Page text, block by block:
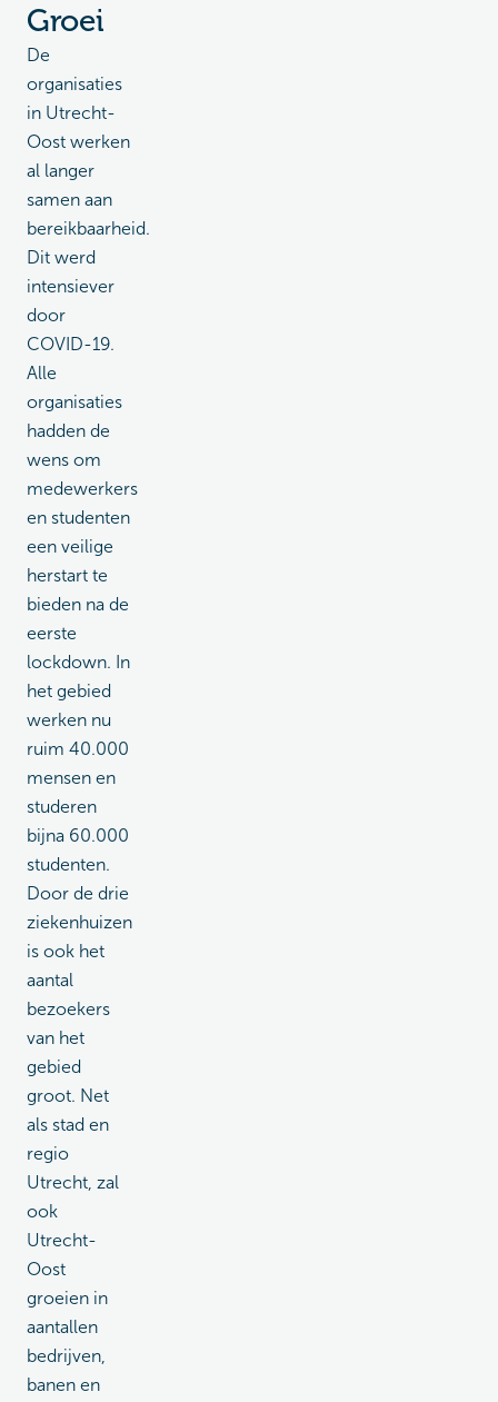
Groei
De
organisaties
in Utrecht-
Oost werken
al langer
samen aan
bereikbaarheid.
Dit werd
intensiever
door
COVID-19.
Alle
organisaties
hadden de
wens om
medewerkers
en studenten
een veilige
herstart te
bieden na de
eerste
lockdown. In
het gebied
werken nu
ruim 40.000
mensen en
studeren
bijna 60.000
studenten.
Door de drie
ziekenhuizen
is ook het
aantal
bezoekers
van het
gebied
groot. Net
als stad en
regio
Utrecht, zal
ook
Utrecht-
Oost
groeien in
aantallen
bedrijven,
banen en